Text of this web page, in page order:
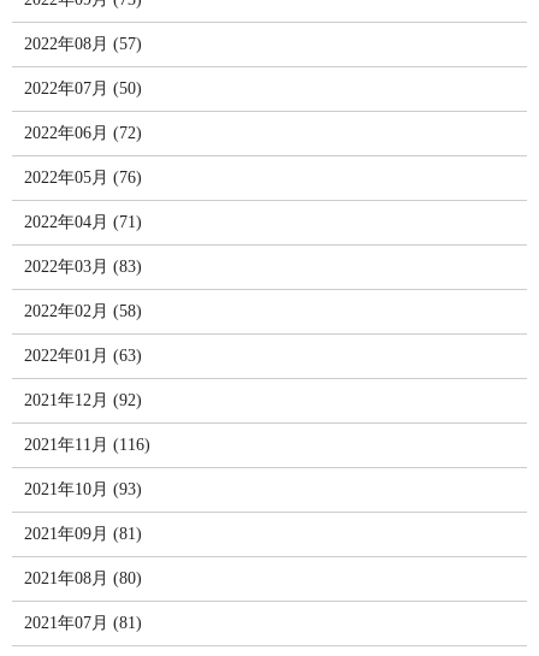
2022年08月 (57)
2022年07月 (50)
2022年06月 (72)
2022年05月 (76)
2022年04月 (71)
2022年03月 (83)
2022年02月 (58)
2022年01月 (63)
2021年12月 (92)
2021年11月 (116)
2021年10月 (93)
2021年09月 (81)
2021年08月 (80)
2021年07月 (81)